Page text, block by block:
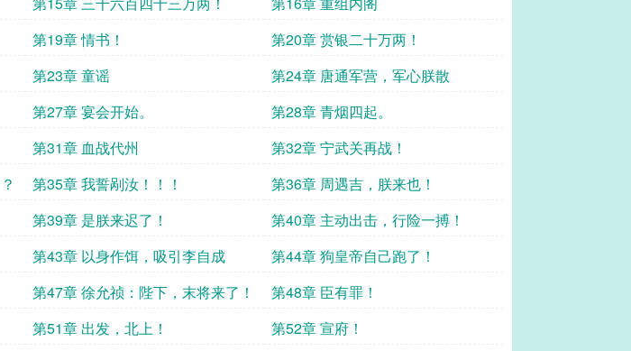
第19章 情书！
第20章 赏银二十万两！
第23章 童谣
第24章 唐通军营，军心朕散
第27章 宴会开始。
第28章 青烟四起。
第31章 血战代州
第32章 宁武关再战！
第35章 我誓剐汝！！！
第36章 周遇吉，朕来也！
第39章 是朕来迟了！
第40章 主动出击，行险一搏！
第43章 以身作饵，吸引李自成
第44章 狗皇帝自己跑了！
第47章 徐允祯：陛下，末将来了！
第48章 臣有罪！
第51章 出发，北上！
第52章 宣府！